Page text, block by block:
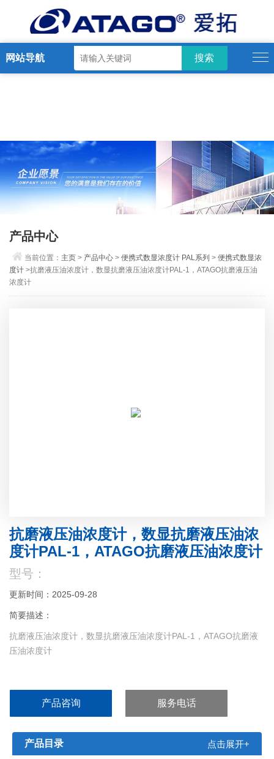
网站导航
产品中心
当前位置： 主页 > 产品中心 >便携式数显浓度计 PAL系列 >便携式数显浓
度计 >抗磨液压油浓度计，数显抗磨液压油浓度计PAL-1，ATAGO抗磨液压油
浓度计
抗磨液压油浓度计，数显抗磨液压油浓
度计PAL-1，ATAGO抗磨液压油浓度计
型号：
更新时间：2025-09-28
简要描述：
抗磨液压油浓度计，数显抗磨液压油浓度计PAL-1，ATAGO抗磨液
压油浓度计
产品咨询 服务电话
产品目录 点击展开+